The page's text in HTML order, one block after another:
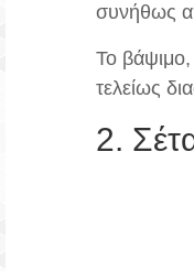
συνήθως
Το βάψιμο,
τελείως
2.